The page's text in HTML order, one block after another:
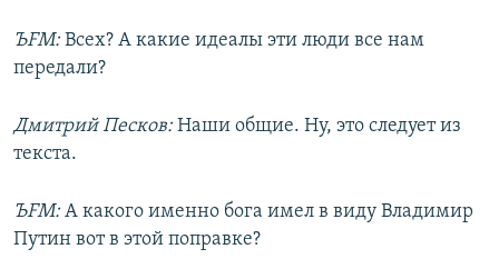
ЪFM:Всех? А какие идеалы эти люди все нам
передали?
Дмитрий Песков:Наши общие. Ну, это следует из
текста.
ЪFM:А какого именно бога имел в виду Владимир
Путин вот в этой поправке?